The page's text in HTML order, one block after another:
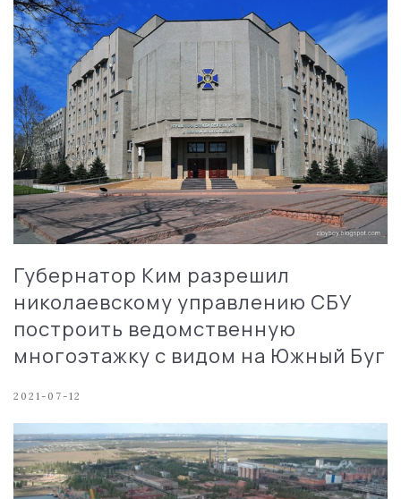
Губернатор Ким разрешил
николаевскому управлению СБУ
построить ведомственную
многоэтажку с видом на Южный Буг
2021-07-12